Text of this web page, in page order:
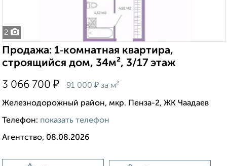
2
Продажа: 1‑комнатная квартира,
строящийся дом, 34м², 3/17 этаж
3 066 700 ₽ 91 000 ₽ за м²
Железнодорожный район, мкр. Пенза-2, ЖК Чаадаев
Телефон: показать телефон
Агентство, 08.08.2026